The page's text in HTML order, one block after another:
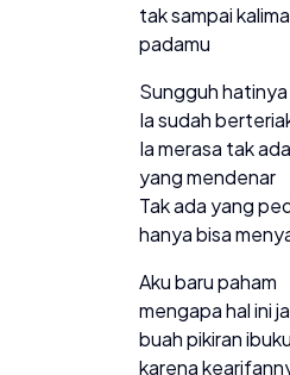
tak sampai
padamu
Sungguh
Ia sudah
Ia merasa tak
yang mendenar
Tak ada yang
hanya bisa
Aku baru paham
mengapa hal ini
buah pikiran ibuku
karena